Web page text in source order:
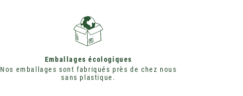
Emballages écologiques
Nos emballages sont fabriqués près de chez nous
sans plastique.